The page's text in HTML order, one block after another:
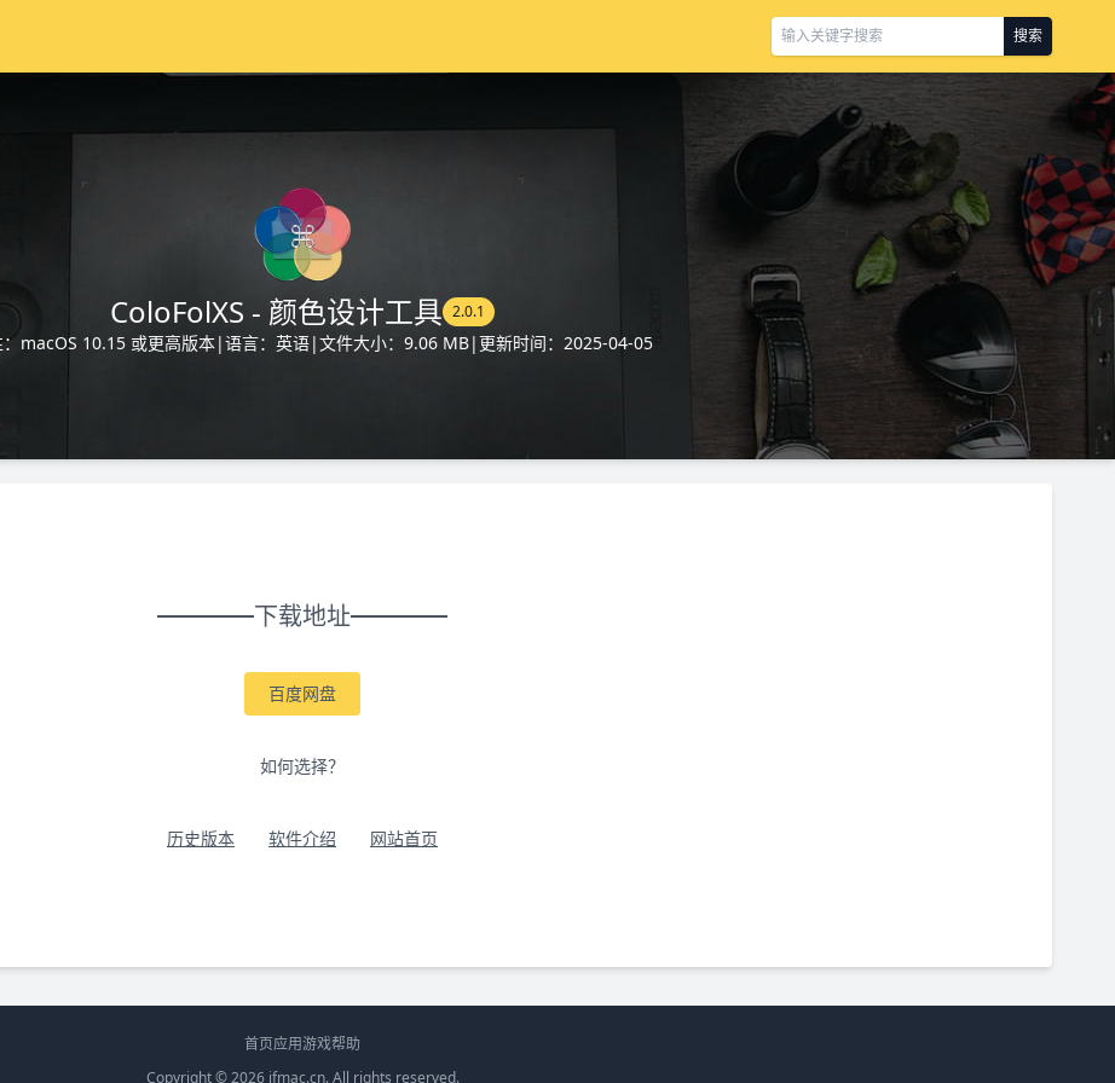
搜索
ColoFolXS - 颜色设计工具 2.0.1
macOS 10.15 或更高版本|语言：英语|文件大小：9.06 MB| 更新时间：2025-04-05
下载地址
百度网盘
如何选择？
历史版本 软件介绍 网站首页
首页应用游戏帮助
Copyright © 2026 ifmac.cn. All rights reserved.